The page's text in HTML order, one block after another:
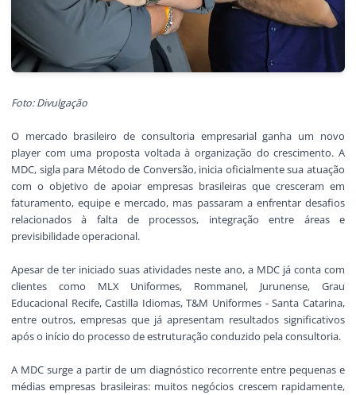
Foto: Divulgação
O mercado brasileiro de consultoria empresarial ganha um novo
player com uma proposta voltada à organização do crescimento. A
MDC, sigla para Método de Conversão, inicia oficialmente sua atuação
com o objetivo de apoiar empresas brasileiras que cresceram em
faturamento, equipe e mercado, mas passaram a enfrentar desafios
relacionados à falta de processos, integração entre áreas e
previsibilidade operacional.
Apesar de ter iniciado suas atividades neste ano, a MDC já conta com
clientes como MLX Uniformes, Rommanel, Jurunense, Grau
Educacional Recife, Castilla Idiomas, T&M Uniformes - Santa Catarina,
entre outros, empresas que já apresentam resultados significativos
após o início do processo de estruturação conduzido pela consultoria.
A MDC surge a partir de um diagnóstico recorrente entre pequenas e
médias empresas brasileiras: muitos negócios crescem rapidamente,